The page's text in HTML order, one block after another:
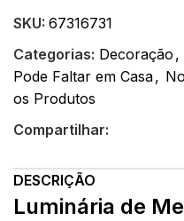
SKU: 67316731
Categorias: Decoração ,
Pode Faltar em Casa,
os Produtos
Compartilhar:
DESCRIÇÃO
Luminária de